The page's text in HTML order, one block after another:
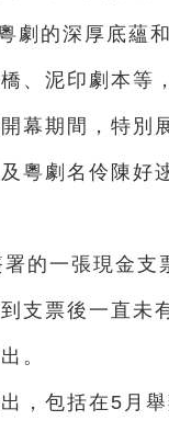
劇的深厚底蘊
、泥印劇本等
幕期間，特別
粵劇名伶陳好
的一張現金支
支票後一直未
。
，包括在5月舉